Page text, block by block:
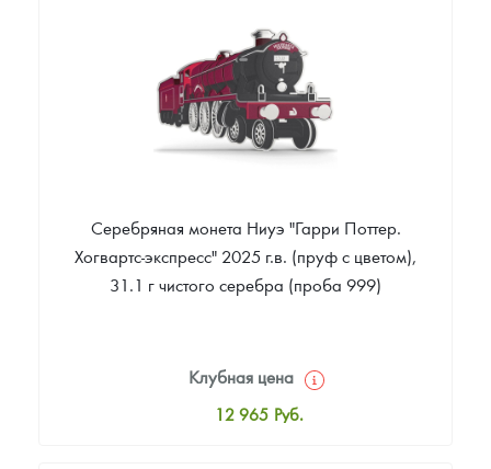
Звоните
Серебряная монета Ниуэ "Гарри Поттер.
Хогвартс-экспресс" 2025 г.в. (пруф с цветом),
31.1 г чистого серебра (проба 999)
Клубная цена
12 965 Руб.